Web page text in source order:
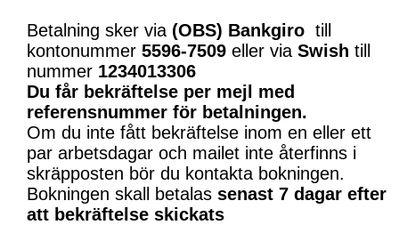
Betalning sker via (OBS) Bankgiro till
kontonummer 5596-7509 eller via Swish till
nummer 1234013306
Du får bekräftelse per mejl med
referensnummer för betalningen.
Om du inte fått bekräftelse inom en eller ett
par arbetsdagar och mailet inte återfinns i
skräpposten bör du kontakta bokningen.
Bokningen skall betalas senast 7 dagar efter
att bekräftelse skickats